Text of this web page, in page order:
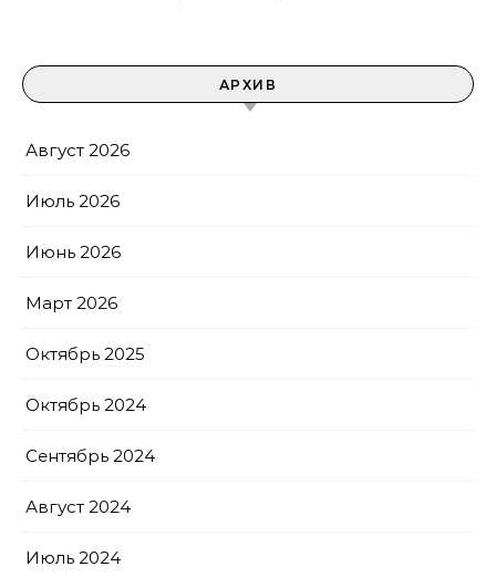
АРХИВ
Август 2026
Июль 2026
Июнь 2026
Март 2026
Октябрь 2025
Октябрь 2024
Сентябрь 2024
Август 2024
Июль 2024